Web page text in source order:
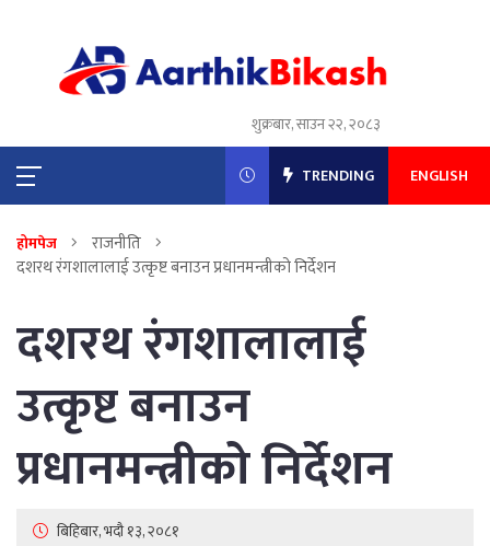
शुक्रबार, साउन २२, २०८३
TRENDING ENGLISH
होमपेज
राजनीति
दशरथ रंगशालालाई उत्कृष्ट बनाउन प्रधानमन्त्रीको निर्देशन
दशरथ रंगशालालाई
उत्कृष्ट बनाउन
प्रधानमन्त्रीको निर्देशन
बिहिबार, भदौ १३, २०८१